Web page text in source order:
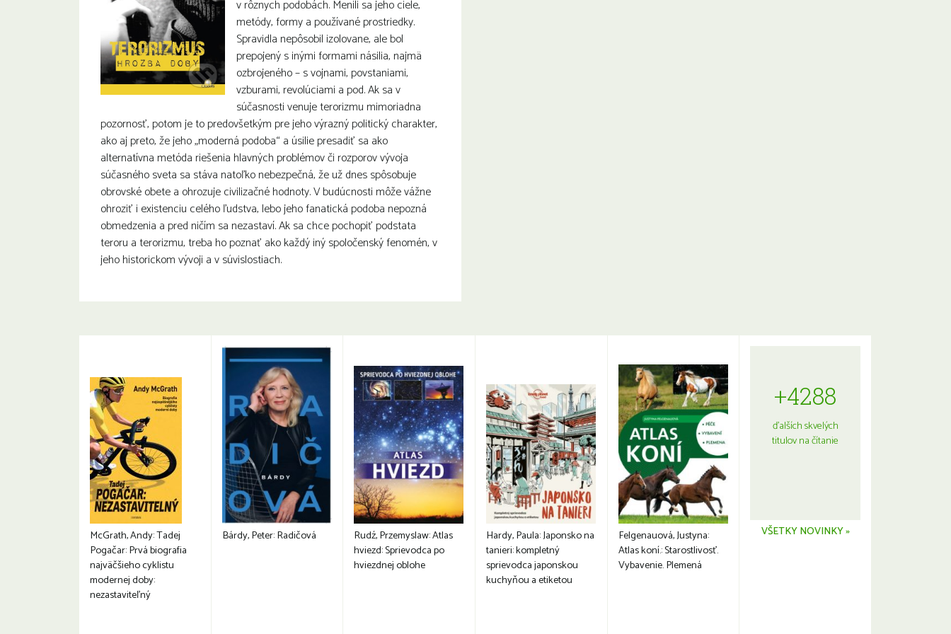
v rôznych podobách. Menili sa jeho ciele,
metódy, formy a používané prostriedky.
Spravidla nepôsobil izolovane, ale bol
prepojený s inými formami násilia, najmä
ozbrojeného – s vojnami, povstaniami,
vzburami, revolúciami a pod. Ak sa v
súčasnosti venuje terorizmu mimoriadna
pozornosť, potom je to predovšetkým pre jeho výrazný politický charakter,
ako aj preto, že jeho „moderná podoba“ a úsilie presadiť sa ako
alternatívna metóda riešenia hlavných problémov či rozporov vývoja
súčasného sveta sa stáva natoľko nebezpečná, že už dnes spôsobuje
obrovské obete a ohrozuje civilizačné hodnoty. V budúcnosti môže vážne
ohroziť i existenciu celého ľudstva, lebo jeho fanatická podoba nepozná
obmedzenia a pred ničím sa nezastaví. Ak sa chce pochopiť podstata
teroru a terorizmu, treba ho poznať ako každý iný spoločenský fenomén, v
jeho historickom vývoji a v súvislostiach.
McGrath, Andy: Tadej
Pogačar: Prvá biografia
najväčšieho cyklistu
modernej doby:
nezastaviteľný
Bárdy, Peter: Radičová
Rudź, Przemyslaw: Atlas
hviezd: Sprievodca po
hviezdnej oblohe
Hardy, Paula: Japonsko na
tanieri: kompletný
sprievodca japonskou
kuchyňou a etiketou
Felgenauová, Justyna:
Atlas koní.: Starostlivosť.
Vybavenie. Plemená
+4288
ďalších skvelých
titulov na čítanie
VŠETKY NOVINKY »